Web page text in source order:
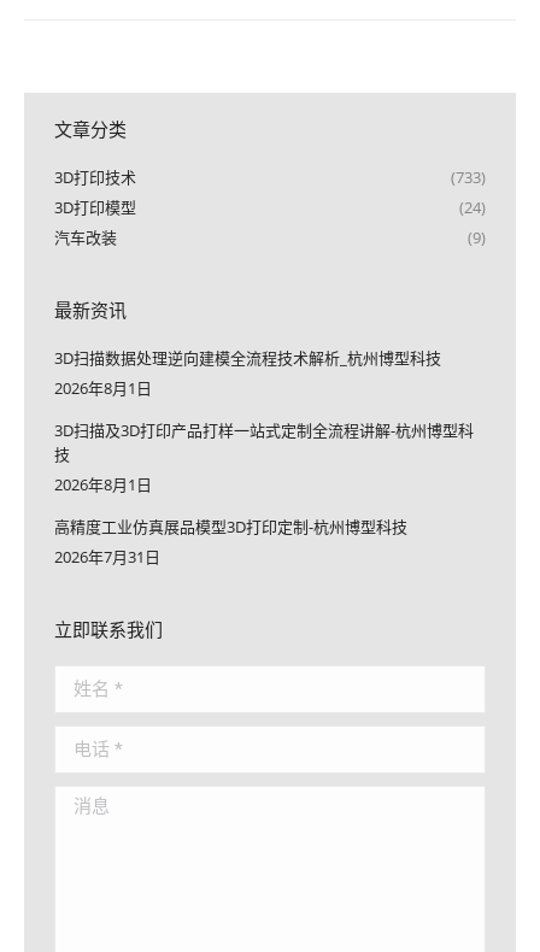
文章分类
3D打印技术
(733)
3D打印模型
(24)
汽车改装
(9)
最新资讯
3D扫描数据处理逆向建模全流程技术解析_杭州博型科技
2026年8月1日
3D扫描及3D打印产品打样一站式定制全流程讲解-杭州博型科
技
2026年8月1日
高精度工业仿真展品模型3D打印定制-杭州博型科技
2026年7月31日
立即联系我们
姓名 *
电话 *
消息